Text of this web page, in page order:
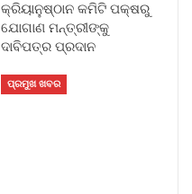
କ୍ରିୟାନୁଷ୍ଠାନ କମିଟି ପକ୍ଷରୁ
ଯୋଗାଣ ମନ୍ତ୍ରୀଙ୍କୁ
ଦାବିପତ୍ର ପ୍ରଦାନ
ପ୍ରମୁଖ ଖବର